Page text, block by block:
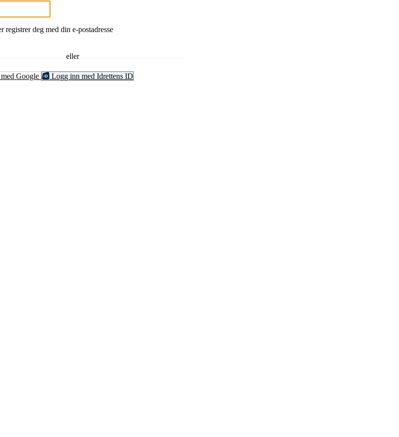
registrer deg med din e-postadresse
eller
Google Logg inn med Idrettens ID